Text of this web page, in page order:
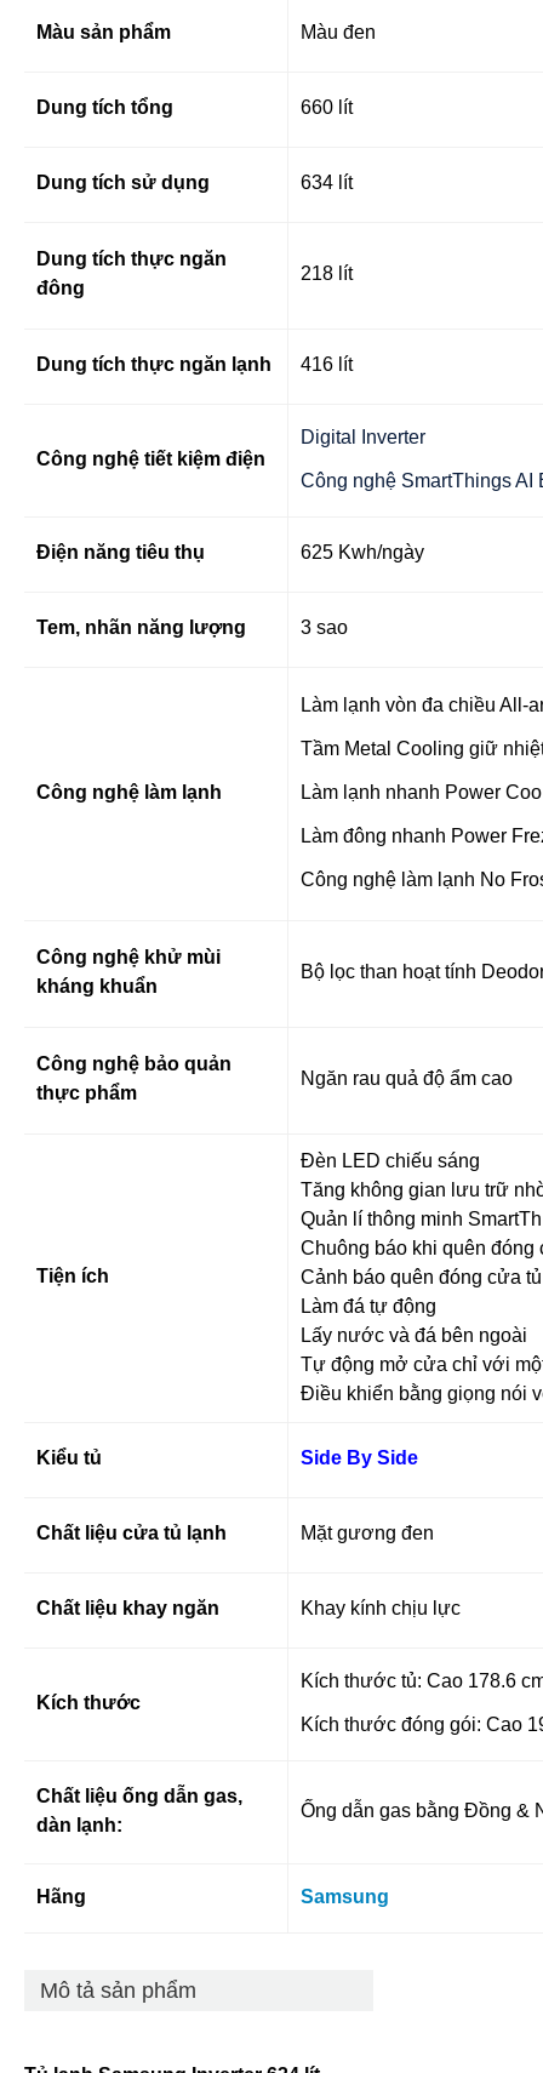
Màu sản phẩm Màu đen
Dung tích tổng 660 lít
Dung tích sử dụng 634 lít
Dung tích thực ngăn
đông
218 lít
Dung tích thực ngăn lạnh 416 lít
Công nghệ tiết kiệm điện
Digital Inverter
Công nghệ SmartThings AI
Điện năng tiêu thụ 625 Kwh/ngày
Tem, nhãn năng lượng 3 sao
Công nghệ làm lạnh
Làm lạnh vòn đa chiều All-
Tầm Metal Cooling giữ
Làm lạnh nhanh Power
Làm đông nhanh Power
Công nghệ làm lạnh No
Công nghệ khử mùi
kháng khuẩn
Bộ lọc than hoạt tính
Công nghệ bảo quản
thực phẩm
Ngăn rau quả độ ẩm cao
Tiện ích
Đèn LED chiếu sáng
Tăng không gian lưu trữ
Quản lí thông minh
Chuông báo khi quên đóng
Cảnh báo quên đóng cửa
Làm đá tự động
Lấy nước và đá bên ngoài
Tự động mở cửa chỉ với
Điều khiển bằng giọng nói
Kiểu tủ Side By Side
Chất liệu cửa tủ lạnh Mặt gương đen
Chất liệu khay ngăn Khay kính chịu lực
Kích thước
Kích thước tủ: Cao 178.6
Kích thước đóng gói: Cao
Chất liệu ống dẫn gas,
dàn lạnh:
Ống dẫn gas bằng Đồng &
Hãng Samsung
Mô tả sản phẩm